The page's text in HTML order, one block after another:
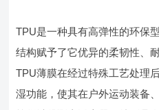
TPU是一种具有高弹性的环保
结构赋予了它优异的柔韧性、
TPU薄膜在经过特殊工艺处理
湿功能，使其在户外运动装备